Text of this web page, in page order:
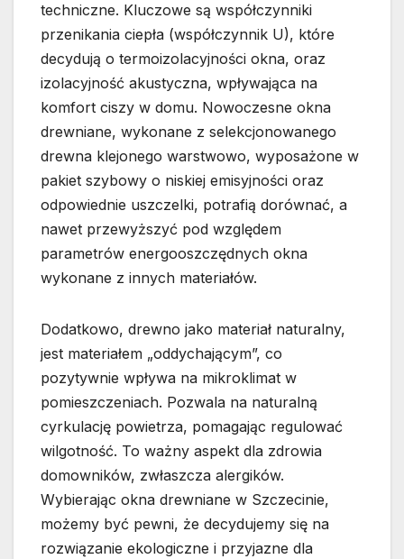
techniczne. Kluczowe są współczynniki
przenikania ciepła (współczynnik U), które
decydują o termoizolacyjności okna, oraz
izolacyjność akustyczna, wpływająca na
komfort ciszy w domu. Nowoczesne okna
drewniane, wykonane z selekcjonowanego
drewna klejonego warstwowo, wyposażone w
pakiet szybowy o niskiej emisyjności oraz
odpowiednie uszczelki, potrafią dorównać, a
nawet przewyższyć pod względem
parametrów energooszczędnych okna
wykonane z innych materiałów.
Dodatkowo, drewno jako materiał naturalny,
jest materiałem „oddychającym”, co
pozytywnie wpływa na mikroklimat w
pomieszczeniach. Pozwala na naturalną
cyrkulację powietrza, pomagając regulować
wilgotność. To ważny aspekt dla zdrowia
domowników, zwłaszcza alergików.
Wybierając okna drewniane w Szczecinie,
możemy być pewni, że decydujemy się na
rozwiązanie ekologiczne i przyjazne dla